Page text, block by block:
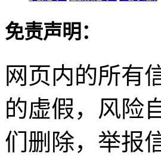
免责声明：
网页内的所有
的虚假，风险
们删除，举报